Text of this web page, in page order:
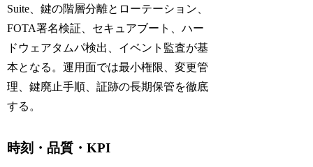
Suite、鍵の階層分離とローテーション、
FOTA署名検証、セキュアブート、ハー
ドウェアタムパ検出、イベント監査が基
本となる。運用面では最小権限、変更管
理、鍵廃止手順、証跡の長期保管を徹底
する。
時刻・品質・KPI